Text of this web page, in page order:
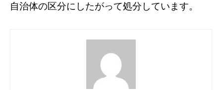
自治体の区分にしたがって処分しています。